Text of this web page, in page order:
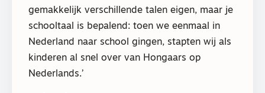
gemakkelijk verschillende talen eigen, maar je
schooltaal is bepalend: toen we eenmaal in
Nederland naar school gingen, stapten wij als
kinderen al snel over van Hongaars op
Nederlands.’